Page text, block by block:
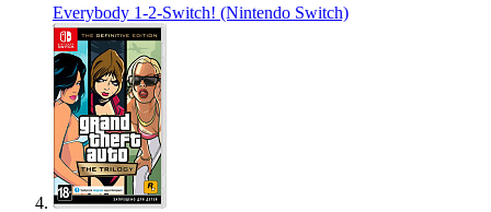
Everybody 1-2-Switch! (Nintendo Switch)